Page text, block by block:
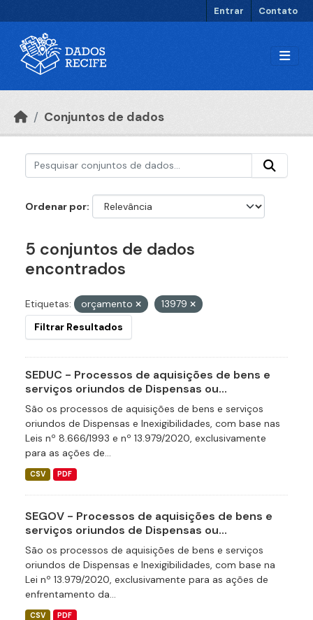
Entrar Contato
Conjuntos de dados
Ordenar por
5 conjuntos de dados
encontrados
Etiquetas: orçamento
13979
Filtrar Resultados
SEDUC - Processos de aquisições de bens e
serviços oriundos de Dispensas ou...
São os processos de aquisições de bens e serviços
oriundos de Dispensas e Inexigibilidades, com base nas
Leis nº 8.666/1993 e nº 13.979/2020, exclusivamente
para as ações de...
CSV PDF
SEGOV - Processos de aquisições de bens e
serviços oriundos de Dispensas ou...
São os processos de aquisições de bens e serviços
oriundos de Dispensas e Inexigibilidades, com base na
Lei nº 13.979/2020, exclusivamente para as ações de
enfrentamento da...
CSV PDF